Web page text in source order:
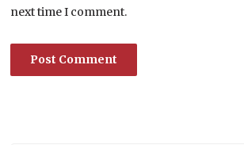
next time I comment.